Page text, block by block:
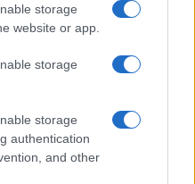
storage
website or app.
storage
storage
authentication
and other